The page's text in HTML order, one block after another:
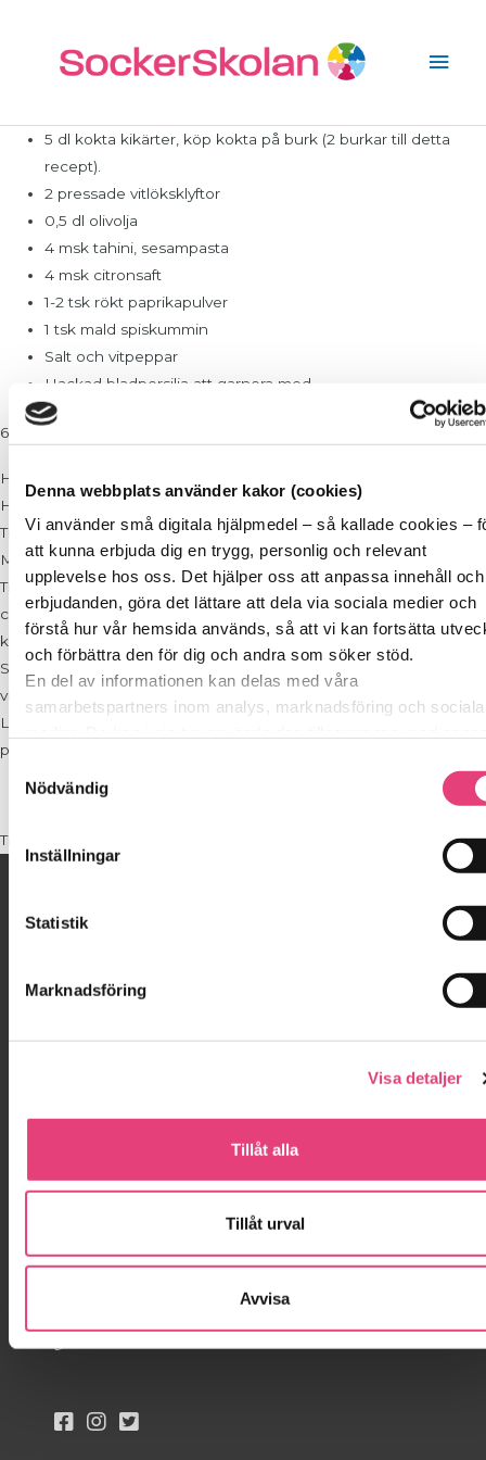
Denna webbplats använder kakor (cookies)
Vi använder små digitala hjälpmedel – så kallade cookies –
att kunna erbjuda dig en trygg, personlig och relevant
upplevelse hos oss. Det hjälper oss att anpassa innehåll och
erbjudanden, göra det lättare att dela via sociala medier och
förstå hur vår hemsida används, så att vi kan fortsätta
och förbättra den för dig och andra som söker stöd.
En del av informationen kan delas med våra
samarbetspartners inom analys, marknadsföring och sociala
in genom sina tjänster.
Vi berättar detta för att du ska kunna känna dig trygg – för
Nödvändig
Inställningar
Statistik
Marknadsföring
Visa detaljer
Tillåt alla
Tillåt urval
Avvisa
5 dl kokta kikärter, köp kokta på burk (2 burkar till detta
recept).
2 pressade vitlöksklyftor
0,5 dl olivolja
4 msk tahini, sesampasta
4 msk citronsaft
1-2 tsk rökt paprikapulver
1 tsk mald spiskummin
Salt och vitpeppar
Hackad bladpersilja att garnera med
6-8 portioner
Häll av i durkslag och skölj kikärtorna i kallt vatten
Hummus: skala vitlöken och pressa i den i en mixer eller bunke.
Tillsätt kikärter.
Mixa i mixern eller kör med stavmixer.
Tillsätt olivolja, sesampasta, vitlök, spiskummin, paprikapulver samt
citronsaft . Tillsätt någon msk vatten i taget så att röran blir lös och
kan mixas samt blir bredbar.
Smaka av hummusen med ev mer vitlök, citronsaft, salt och
vitpeppar. Låt stå i kyl över natten.
Lägg upp hummusen på fat och garnera ev. med spiskummin,
paprikapulver, någon msk olivolja samt grovhackad bladpersilja.
Tillbaka till [sb_parent]
Din Nystart för tillfrisknande kan börja
Boka en halvtimmes inledande gratis
Kontakta oss!
Kontakta oss!